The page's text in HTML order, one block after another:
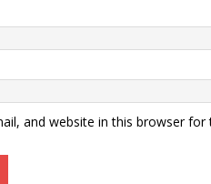
and website in this browser